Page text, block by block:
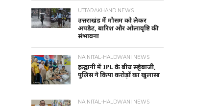
UTTARAKHAND NEWS
उत्तराखंड में मौसम को लेकर
अपडेट, बारिश और ओलावृष्टि की
संभावना
NAINITAL-HALDWANI NEWS
हल्द्वानी में IPL के बीच सट्टेबाजी,
पुलिस ने किया करोड़ों का खुलासा
NAINITAL-HALDWANI NEWS